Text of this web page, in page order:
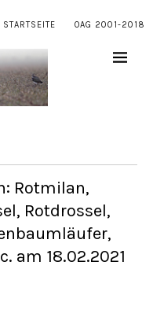
STARTSEITE OAG 2001-2018
Rotmilan,
Rotdrossel,
am 18.02.2021